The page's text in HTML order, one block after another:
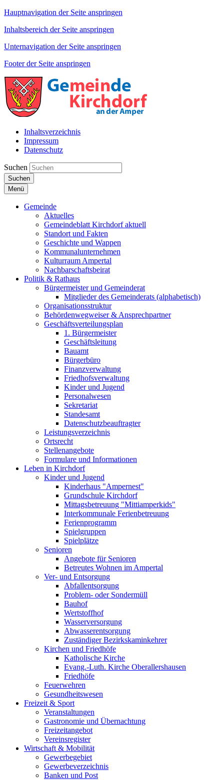
Hauptnavigation der Seite anspringen
Inhaltsbereich der Seite anspringen
Unternavigation der Seite anspringen
Footer der Seite anspringen
Inhaltsverzeichnis
Impressum
Datenschutz
Suchen
Suchen
Menü
Gemeinde
Aktuelles
Gemeindeblatt Kirchdorf aktuell
Standort und Fakten
Geschichte und Wappen
Kommunalunternehmen
Kulturraum Ampertal
Nachbarschaftsbeirat
Politik & Rathaus
Bürgermeister und Gemeinderat
Mitglieder des Gemeinderats (alphabetisch)
Organisationsstruktur
Behördenwegweiser & Ansprechpartner
Geschäftsverteilungsplan
1. Bürgermeister
Geschäftsleitung
Bauamt
Bürgerbüro
Finanzverwaltung
Friedhofsverwaltung
Kinder und Jugend
Personalwesen
Sekretariat
Standesamt
Datenschutzbeauftragter
Leistungsverzeichnis
Ortsrecht
Stellenangebote
Formulare und Informationen
Leben in Kirchdorf
Kinder und Jugend
Kinderhaus "Ampernest"
Grundschule Kirchdorf
Mittagsbetreuung "Mittiamperkids"
Interkommunale Ferienbetreuung
Ferienprogramm
Spielgruppen
Spielplätze
Senioren
Angebote für Senioren
Betreutes Wohnen im Ampertal
Ver- und Entsorgung
Abfallentsorgung
Problem- oder Sondermüll
Bauhof
Wertstoffhof
Wasserversorgung
Abwasserentsorgung
Zuständiger Bezirkskaminkehrer
Kirchen und Friedhöfe
Katholische Kirche
Evang.-Luth. Kirche Oberallershausen
Friedhöfe
Feuerwehren
Gesundheitswesen
Freizeit & Sport
Veranstaltungen
Gastronomie und Übernachtung
Freizeitangebot
Vereinsregister
Wirtschaft & Mobilität
Gewerbegebiet
Gewerbeverzeichnis
Banken und Post